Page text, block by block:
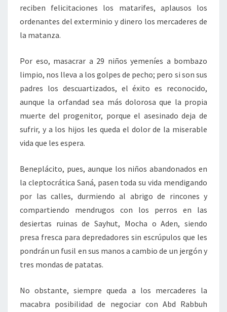
reciben felicitaciones los matarifes, aplausos los
ordenantes del exterminio y dinero los mercaderes de
la matanza.
Por eso, masacrar a 29 niños yemeníes a bombazo
limpio, nos lleva a los golpes de pecho; pero si son sus
padres los descuartizados, el éxito es reconocido,
aunque la orfandad sea más dolorosa que la propia
muerte del progenitor, porque el asesinado deja de
sufrir, y a los hijos les queda el dolor de la miserable
vida que les espera.
Beneplácito, pues, aunque los niños abandonados en
la cleptocrática Saná, pasen toda su vida mendigando
por las calles, durmiendo al abrigo de rincones y
compartiendo mendrugos con los perros en las
desiertas ruinas de Sayhut, Mocha o Aden, siendo
presa fresca para depredadores sin escrúpulos que les
pondrán un fusil en sus manos a cambio de un jergón y
tres mondas de patatas.
No obstante, siempre queda a los mercaderes la
macabra posibilidad de negociar con Abd Rabbuh